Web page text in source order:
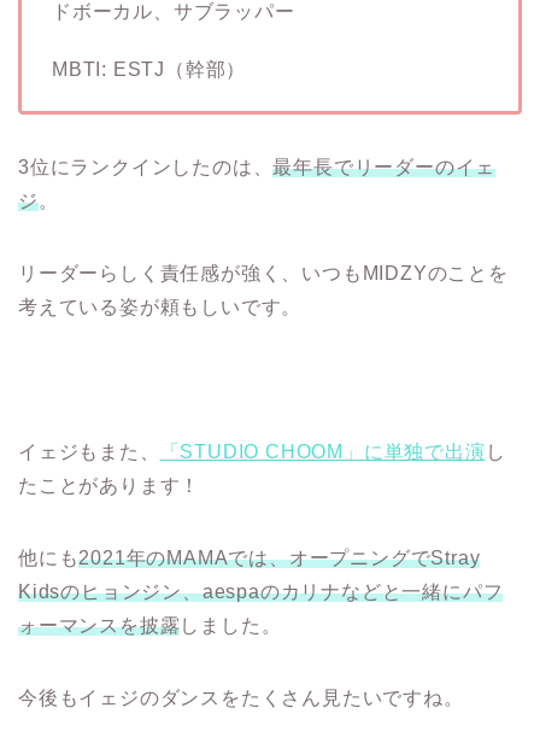
ドボーカル、サブラッパー
MBTI: ESTJ（幹部）
3位にランクインしたのは、最年長でリーダーのイェ
ジ。
リーダーらしく責任感が強く、いつもMIDZYのことを
考えている姿が頼もしいです。
イェジもまた、 「STUDIO CHOOM」に単独で出演 し
たことがあります！
他にも2021年のMAMAでは、オープニングでStray
Kidsのヒョンジン、aespaのカリナなどと一緒にパフ
ォーマンスを披露しました。
今後もイェジのダンスをたくさん見たいですね。